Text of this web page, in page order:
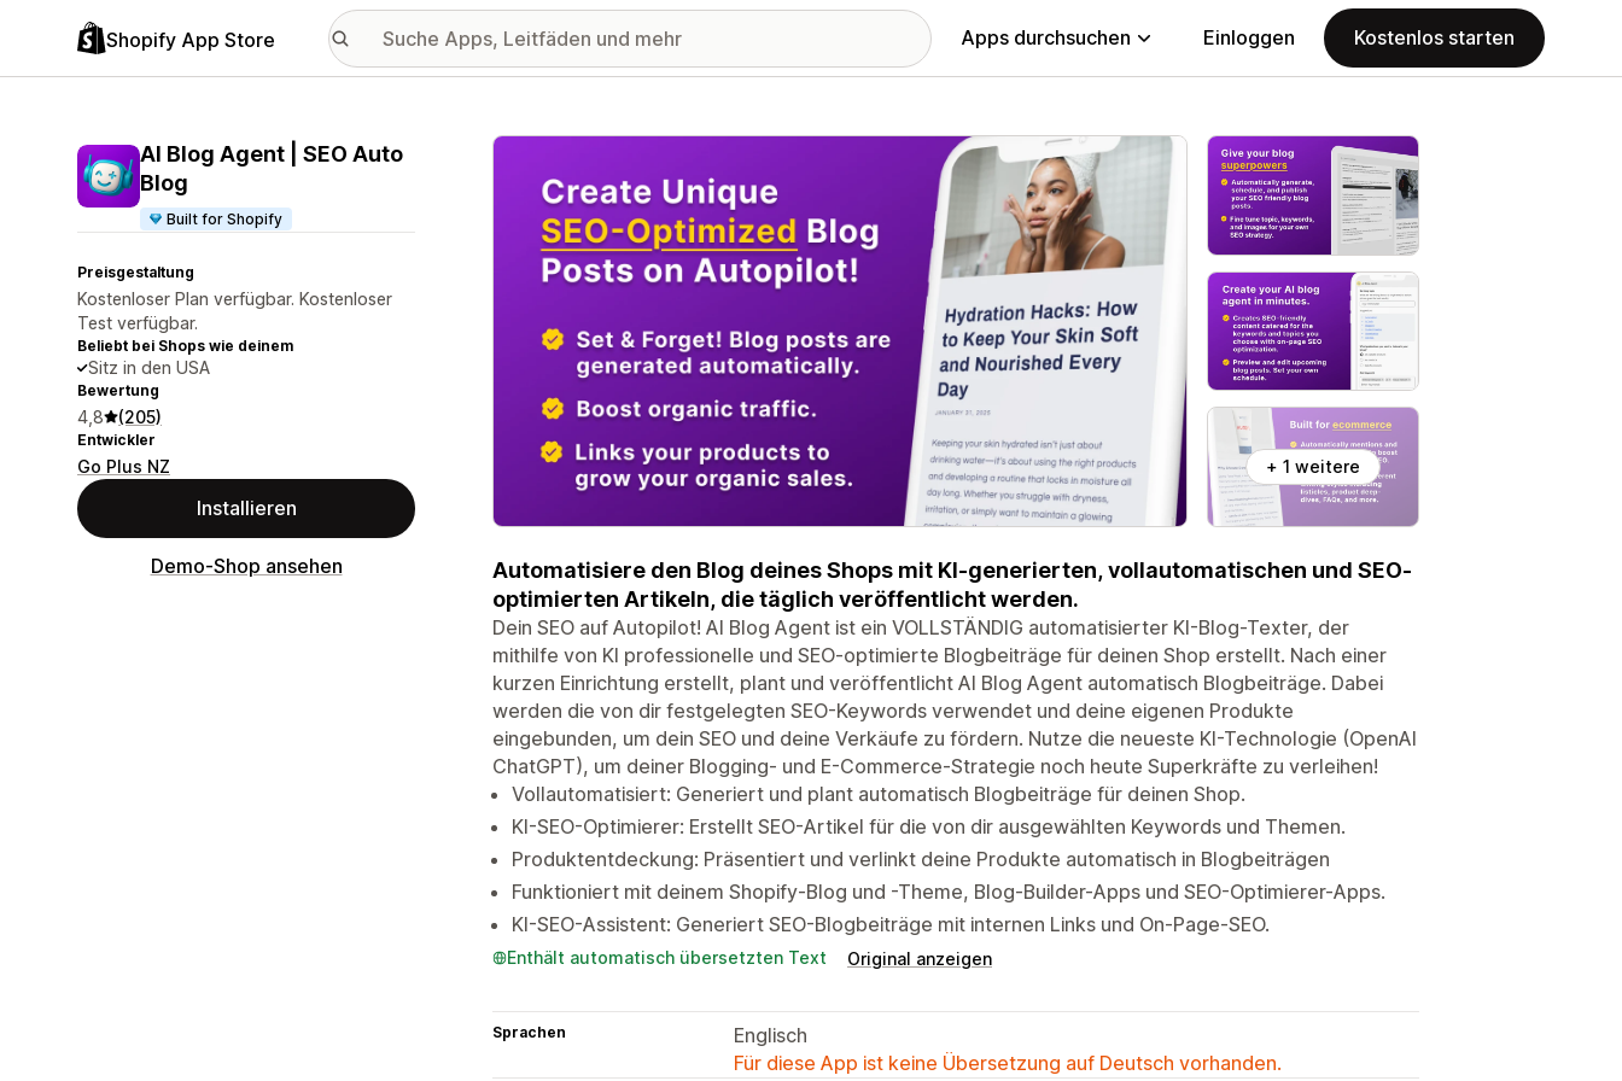
Shopify App Store Apps durchsuchen Einloggen Kostenlos starten
AI Blog Agent | SEO Auto
Blog
Built for Shopify
Preisgestaltung
Kostenloser Plan verfügbar. Kostenloser
Test verfügbar.
Beliebt bei Shops wie deinem
Sitz in den USA
Bewertung
4,8 (205)
Entwickler
Go Plus NZ
Installieren
Demo-Shop ansehen
Vorgestellte Bildergalerie
+ 1 weitere
Automatisiere den Blog deines Shops mit KI-generierten, vollautomatischen und SEO-
optimierten Artikeln, die täglich veröffentlicht werden.
Dein SEO auf Autopilot! AI Blog Agent ist ein VOLLSTÄNDIG automatisierter KI-Blog-Texter, der
mithilfe von KI professionelle und SEO-optimierte Blogbeiträge für deinen Shop erstellt. Nach einer
kurzen Einrichtung erstellt, plant und veröffentlicht AI Blog Agent automatisch Blogbeiträge. Dabei
werden die von dir festgelegten SEO-Keywords verwendet und deine eigenen Produkte
eingebunden, um dein SEO und deine Verkäufe zu fördern. Nutze die neueste KI-Technologie (OpenAI
ChatGPT), um deiner Blogging- und E-Commerce-Strategie noch heute Superkräfte zu verleihen!
Vollautomatisiert: Generiert und plant automatisch Blogbeiträge für deinen Shop.
KI-SEO-Optimierer: Erstellt SEO-Artikel für die von dir ausgewählten Keywords und Themen.
Produktentdeckung: Präsentiert und verlinkt deine Produkte automatisch in Blogbeiträgen
Funktioniert mit deinem Shopify-Blog und -Theme, Blog-Builder-Apps und SEO-Optimierer-Apps.
KI-SEO-Assistent: Generiert SEO-Blogbeiträge mit internen Links und On-Page-SEO.
Enthält automatisch übersetzten Text Original anzeigen
Sprachen
Englisch
Für diese App ist keine Übersetzung auf Deutsch vorhanden.